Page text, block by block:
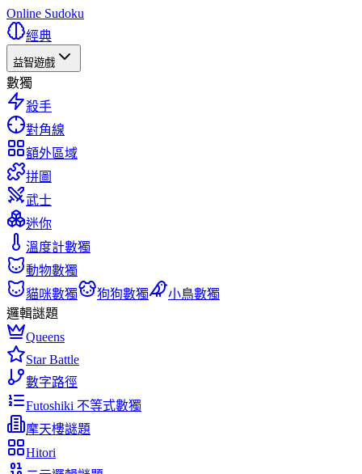
Online Sudoku
經典
益智遊戲
數獨
殺手
對角線
額外區域
拼圖
武士
迷你
溫度計數獨
動物數獨
貓咪數獨
狗狗數獨
小鳥數獨
邏輯謎題
Queens
Star Battle
數字路徑
Futoshiki 不等式數獨
摩天樓謎題
Hitori